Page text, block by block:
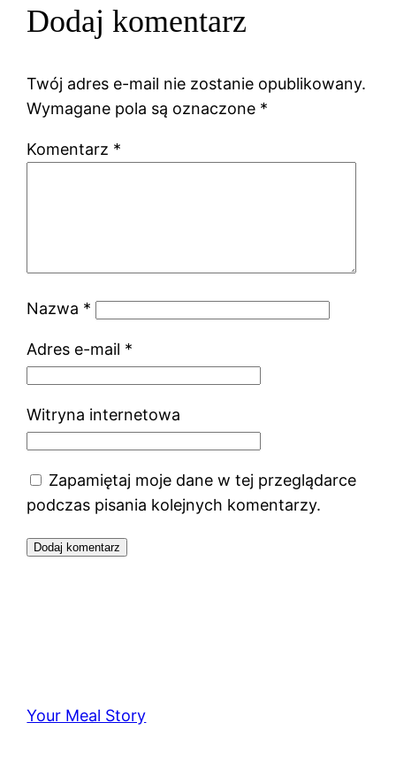
Dodaj komentarz
Twój adres e-mail nie zostanie opublikowany.
Wymagane pola są oznaczone *
Komentarz *
Nazwa *
Adres e-mail *
Witryna internetowa
Zapamiętaj moje dane w tej przeglądarce
podczas pisania kolejnych komentarzy.
Your Meal Story